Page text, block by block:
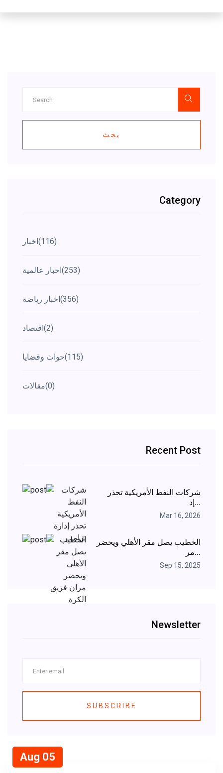
بحث
Category
اخبار(116)
اخبار عالمية(253)
اخبار رياضة(356)
اقتصاد(2)
حواث وقضايا(115)
مقالات(0)
Recent Post
شركات النفط الأمريكية تحذر
إد...
Mar 16, 2026
الخطيب يصل مقر الأهلي ويحضر
مر...
Sep 15, 2025
Newsletter
SUBSCRIBE
Aug 05